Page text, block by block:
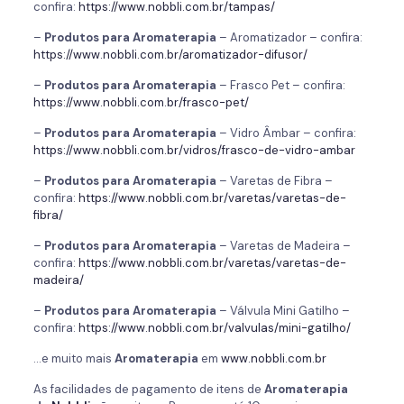
confira: https://www.nobbli.com.br/tampas/
– Produtos para Aromaterapia – Aromatizador – confira:
https://www.nobbli.com.br/aromatizador-difusor/
– Produtos para Aromaterapia – Frasco Pet – confira:
https://www.nobbli.com.br/frasco-pet/
– Produtos para Aromaterapia – Vidro Âmbar – confira:
https://www.nobbli.com.br/vidros/frasco-de-vidro-ambar
– Produtos para Aromaterapia – Varetas de Fibra –
confira: https://www.nobbli.com.br/varetas/varetas-de-
fibra/
– Produtos para Aromaterapia – Varetas de Madeira –
confira: https://www.nobbli.com.br/varetas/varetas-de-
madeira/
– Produtos para Aromaterapia – Válvula Mini Gatilho –
confira: https://www.nobbli.com.br/valvulas/mini-gatilho/
…e muito mais Aromaterapia em www.nobbli.com.br
As facilidades de pagamento de itens de Aromaterapia